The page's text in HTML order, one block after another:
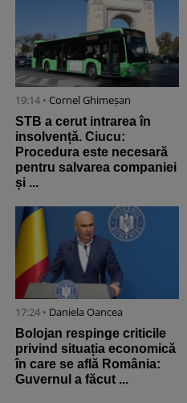
19:14 • Cornel Ghimeșan
STB a cerut intrarea în
insolvență. Ciucu:
Procedura este necesară
pentru salvarea companiei
și ...
17:24 • Daniela Oancea
Bolojan respinge criticile
privind situația economică
în care se află România:
Guvernul a făcut ...